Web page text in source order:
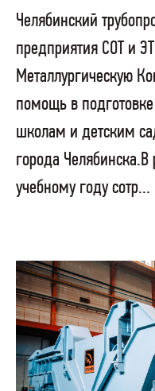
Челябинский
предприятия СОТ и
Металлургическую
помощь в
школам и детским
города
учебному году сотр...